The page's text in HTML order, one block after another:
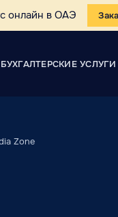
онлайн в ОАЭ
БУХГАЛТЕРСКИЕ УСЛУГИ
Zone